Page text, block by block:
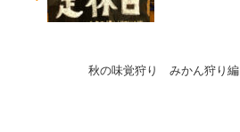
秋の味覚狩り みかん狩り編